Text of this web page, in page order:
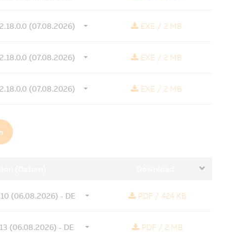
2.18.0.0 (07.08.2026) EXE / 2 MB
2.18.0.0 (07.08.2026) EXE / 2 MB
2.18.0.0 (07.08.2026) EXE / 2 MB
(06.08.2026) - DE PDF/ 424 KB
(06.08.2026) - DE PDF/ 2 MB